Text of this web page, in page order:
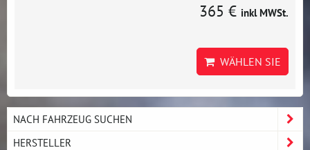
365 € inkl MWSt.
WÄHLEN SIE
NACH FAHRZEUG SUCHEN
HERSTELLER